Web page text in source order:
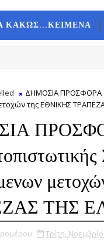
ΚΑΚΩΣ...ΚΕΙΜΕΝΑ
ΔΗΜΟΣΙΑ ΠΡΟΣΦΟΡΑ
της ΕΘΝΙΚΗΣ
ΤΗΣ
Τρίτη,